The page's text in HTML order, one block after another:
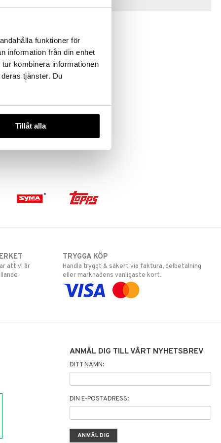
funktioner för
information från din enhet
kombinera informationen
tjänster. Du
Tillåt alla
Chica
att vi är
TRYGGA KÖP
Handla tryggt & säkert via faktura, delbetalning
eller marknadens vanligaste kort.
ANMÄL DIG TILL VÅRT NYHETSBREV
DITT NAMN:
DIN E-POSTADRESS: